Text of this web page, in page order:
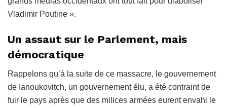
Vladimir Poutine ».
Un assaut sur le Parlement, mais
démocratique
Rappelons qu’à la suite de ce massacre, le gouvernement
de Ianoukovitch, un gouvernement élu, a été contraint de
fuir le pays après que des milices armées eurent envahi le